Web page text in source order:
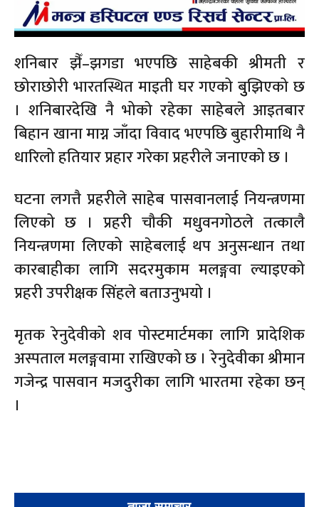
शनिबार झैँ–झगडा भएपछि साहेबकी श्रीमती र
छोराछोरी भारतस्थित माइती घर गएको बुुझिएको छ
। शनिबारदेखि नै भोको रहेका साहेबले आइतबार
बिहान खाना माग्न जाँदा विवाद भएपछि बुहारीमाथि नै
धारिलो हतियार प्रहार गरेका प्रहरीले जनाएको छ ।
घटना लगत्तै प्रहरीले साहेब पासवानलाई नियन्त्रणमा
लिएको छ । प्रहरी चौकी मधुवनगोठले तत्कालै
नियन्त्रणमा लिएको साहेबलाई थप अनुसन्धान तथा
कारबाहीका लागि सदरमुकाम मलङ्गवा ल्याइएको
प्रहरी उपरीक्षक सिंहले बताउनुभयो ।
मृतक रेनुदेवीको शव पोस्टमार्टमका लागि प्रादेशिक
अस्पताल मलङ्गवामा राखिएको छ । रेनुदेवीका श्रीमान
गजेन्द्र पासवान मजदुरीका लागि भारतमा रहेका छन्
।